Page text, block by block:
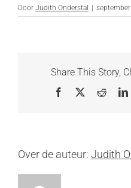
Door Judith Onderstal
Share This Story,
Facebook
X Reddit
Over de auteur: Judith